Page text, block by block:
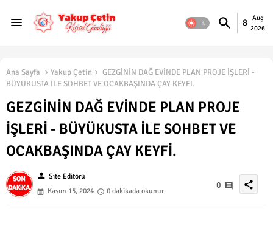
8
Aug
2026
Ana Sayfa Yakup Çetin
GEZGİNİN DAĞ EVİNDE PLAN PROJE İŞLERİ -
BÜYÜKUSTA İLE SOHBET VE OCAKBAŞINDA ÇAY KEYFİ.
GEZGİNİN DAĞ EVİNDE PLAN PROJE
İŞLERİ - BÜYÜKUSTA İLE SOHBET VE
OCAKBAŞINDA ÇAY KEYFİ.
person Site Editörü
Kasım 15, 2024
0 dakikada okunur
0 share